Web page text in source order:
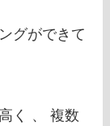
グができて
く 、 複数